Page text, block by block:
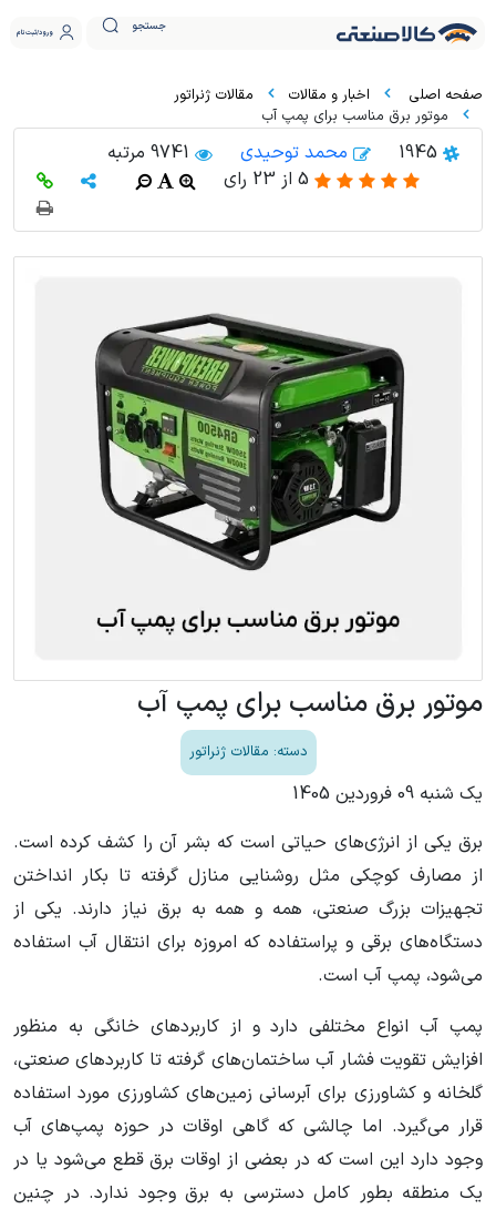
جستجو ورود ثبت نام
اخبار و مقالات
مقالات ژنراتور
موتور برق مناسب برای پمپ آب
1945 محمد توحیدی
9741 مرتبه
5 از 23 رای
موتور برق مناسب برای پمپ آب
دسته: مقالات ژنراتور
یک شنبه 09 فروردین 1405
برق یکی از انرژی‌های حیاتی است که بشر آن را کشف کرده است.
از مصارف کوچکی مثل روشنایی منازل گرفته تا بکار انداختن
تجهیزات بزرگ صنعتی، همه و همه به برق نیاز دارند. یکی از
دستگاه‌های برقی و پراستفاده که امروزه برای انتقال آب استفاده
می‌شود، پمپ آب است.
پمپ آب انواع مختلفی دارد و از کاربردهای خانگی به منظور
افزایش تقویت فشار آب ساختمان‌های گرفته تا کاربردهای صنعتی،
گلخانه و کشاورزی برای آبرسانی زمین‌های کشاورزی مورد استفاده
قرار می‌گیرد. اما چالشی که گاهی اوقات در حوزه پمپ‌های آب
وجود دارد این است که در بعضی از اوقات برق قطع می‌شود یا در
یک منطقه بطور کامل دسترسی به برق وجود ندارد. در چنین